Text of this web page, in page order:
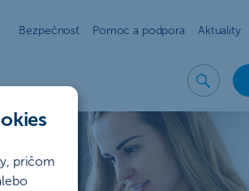
pričom
Bezpečnosť Pomoc a podpora Aktuality